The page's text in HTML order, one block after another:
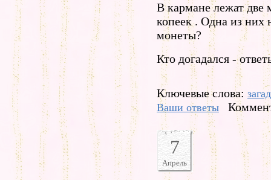
В кармане лежат
копеек . Одна из них
монеты?
Кто догадался -
Ключевые слова:
Ваши ответы
7
Апрель